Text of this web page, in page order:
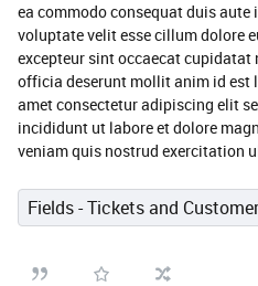
ea commodo consequat duis
voluptate velit esse cillum dolore
excepteur sint occaecat
officia deserunt mollit anim id est
amet consectetur adipiscing elit
incididunt ut labore et dolore
veniam quis nostrud exercitation
Fields - Tickets and